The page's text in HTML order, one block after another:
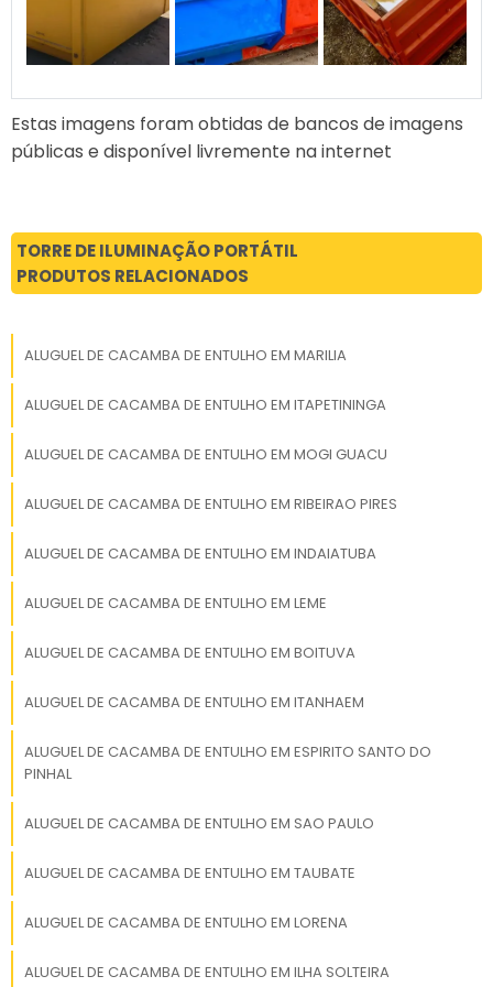
PERGUNTAS FREQUENTES
SOBRE ALUGUEL DE
CAÇAMBA DE ENTULHO EM
ITAPETININGA
Quanto custa em média alugar
O valor médio para alugar uma caçamba de
entulho em Itapetininga varia entre R$ 200 e
R$ 400, dependendo do tamanho e da
entulho?
O valor de uma caçamba de entulho depende
fornecedora, mas em média, uma caçamba
Qual é o preço de uma caçamba de
entulho de 5m3?
média, entre R$ 300 e R$ 500, sendo ideal para
Quantos dias fica uma caçamba
caçamba é de 3 a 7 dias, podendo ser
Estas imagens foram obtidas de bancos de imagens
públicas e disponível livremente na internet
TORRE DE ILUMINAÇÃO PORTÁTIL
PRODUTOS RELACIONADOS
ALUGUEL DE CACAMBA DE ENTULHO EM MARILIA
ALUGUEL DE CACAMBA DE ENTULHO EM ITAPETININGA
ALUGUEL DE CACAMBA DE ENTULHO EM MOGI GUACU
ALUGUEL DE CACAMBA DE ENTULHO EM RIBEIRAO PIRES
ALUGUEL DE CACAMBA DE ENTULHO EM INDAIATUBA
ALUGUEL DE CACAMBA DE ENTULHO EM LEME
ALUGUEL DE CACAMBA DE ENTULHO EM BOITUVA
ALUGUEL DE CACAMBA DE ENTULHO EM ITANHAEM
ALUGUEL DE CACAMBA DE ENTULHO EM ESPIRITO SANTO DO
PINHAL
ALUGUEL DE CACAMBA DE ENTULHO EM SAO PAULO
ALUGUEL DE CACAMBA DE ENTULHO EM TAUBATE
ALUGUEL DE CACAMBA DE ENTULHO EM LORENA
ALUGUEL DE CACAMBA DE ENTULHO EM ILHA SOLTEIRA